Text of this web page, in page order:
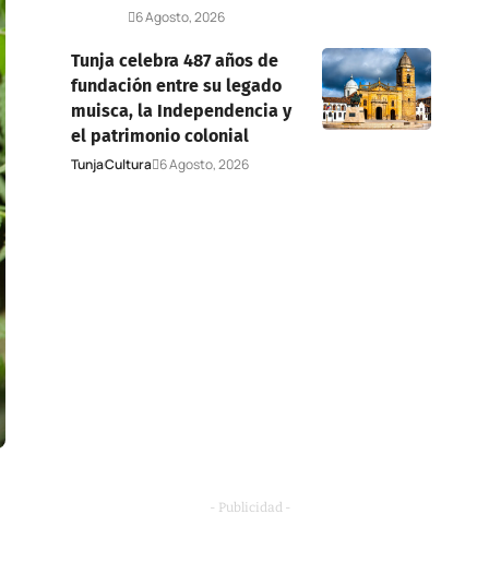
6 Agosto, 2026
Tunja celebra 487 años de
fundación entre su legado
muisca, la Independencia y
el patrimonio colonial
TunjaCultura 6 Agosto, 2026
- Publicidad -